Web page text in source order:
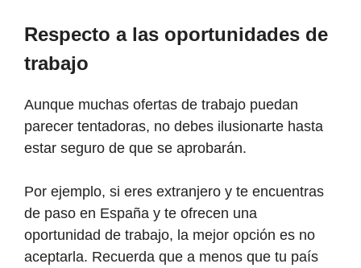
Respecto a las oportunidades de
trabajo
Aunque muchas ofertas de trabajo puedan
parecer tentadoras, no debes ilusionarte hasta
estar seguro de que se aprobarán.
Por ejemplo, si eres extranjero y te encuentras
de paso en España y te ofrecen una
oportunidad de trabajo, la mejor opción es no
aceptarla. Recuerda que a menos que tu país